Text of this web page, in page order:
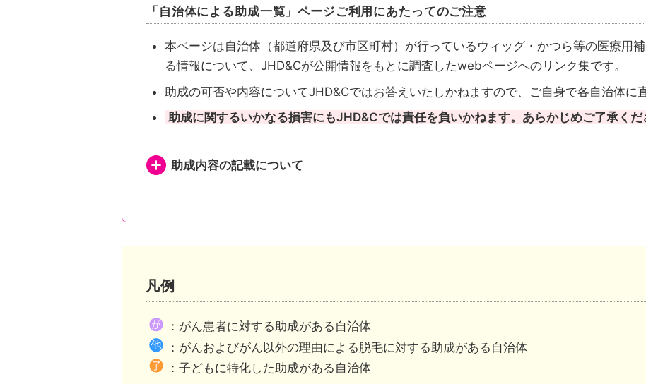
「自治体による助成一覧」ページご利用にあたってのご注意
本ページは自治体（都道府県及び市区町村）が行っているウィッグ・かつら等の医療用
る情報について、JHD&Cが公開情報をもとに調査したwebページへのリンク集です。
助成の可否や内容についてJHD&Cではお答えいたしかねますので、ご自身で各自治体に
助成に関するいかなる損害にもJHD&Cでは責任を負いかねます。あらかじめご了承くだ
助成内容の記載について
都道府県が行う助成との併用可、不可は市区町村によって異なります。
凡例
：がん患者に対する助成がある自治体
：がんおよびがん以外の理由による脱毛に対する助成がある自治体
：子どもに特化した助成がある自治体